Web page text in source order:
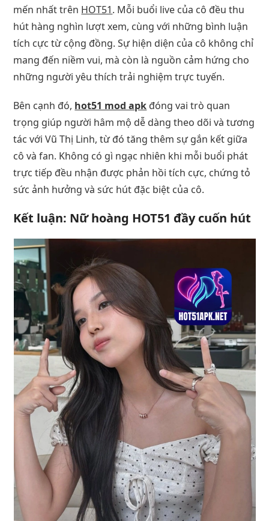
mến nhất trên HOT51. Mỗi buổi live của cô đều thu
hút hàng nghìn lượt xem, cùng với những bình luận
tích cực từ cộng đồng. Sự hiện diện của cô không chỉ
mang đến niềm vui, mà còn là nguồn cảm hứng cho
những người yêu thích trải nghiệm trực tuyến.
Bên cạnh đó, hot51 mod apk đóng vai trò quan
trọng giúp người hâm mộ dễ dàng theo dõi và tương
tác với Vũ Thị Linh, từ đó tăng thêm sự gắn kết giữa
cô và fan. Không có gì ngạc nhiên khi mỗi buổi phát
trực tiếp đều nhận được phản hồi tích cực, chứng tỏ
sức ảnh hưởng và sức hút đặc biệt của cô.
Kết luận: Nữ hoàng HOT51 đầy cuốn hút